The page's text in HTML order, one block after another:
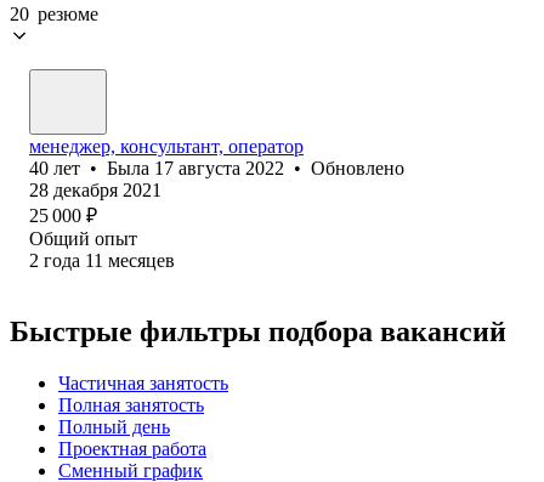
20 резюме
менеджер, консультант, оператор
40 лет • Была 17 августа 2022 • Обновлено
28 декабря 2021
25 000 ₽
Общий опыт
2 года 11 месяцев
Быстрые фильтры подбора вакансий
Частичная занятость
Полная занятость
Полный день
Проектная работа
Сменный график